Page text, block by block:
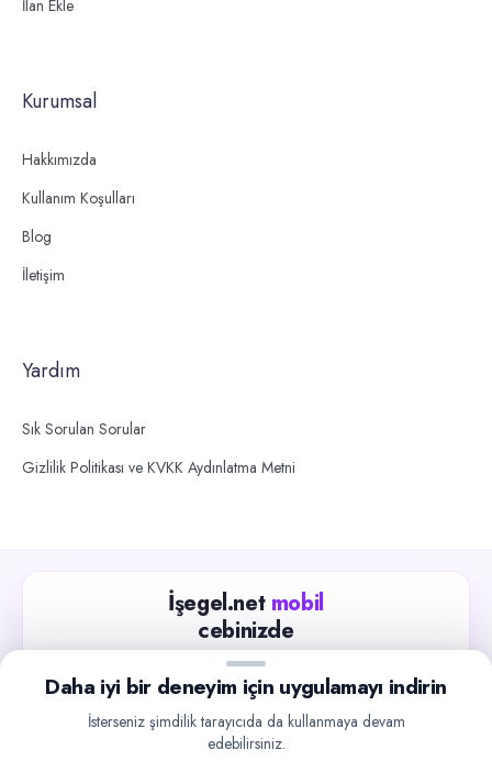
İlan Ekle
Kurumsal
Hakkımızda
Kullanım Koşulları
Blog
İletişim
Yardım
Sık Sorulan Sorular
Gizlilik Politikası ve KVKK Aydınlatma Metni
İşegel.net mobil
cebinizde
Güncel iş ilanlarını takip edin, işverenlerle hızlıca
iletişime geçin.
Google Play
Daha iyi bir deneyim için uygulamayı indirin
İsterseniz şimdilik tarayıcıda da kullanmaya devam
edebilirsiniz.